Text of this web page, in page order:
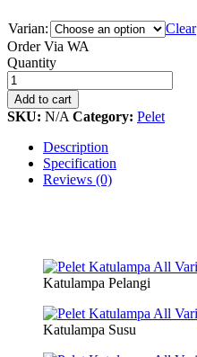
Varian:
Clear
Order Via WA
Pelet
Katulampa
All
Varian
quantity
Quantity
Add to cart
SKU: N/A Category: Pelet
Description
Specification
Reviews (0)
Katulampa Pelangi
Katulampa Susu